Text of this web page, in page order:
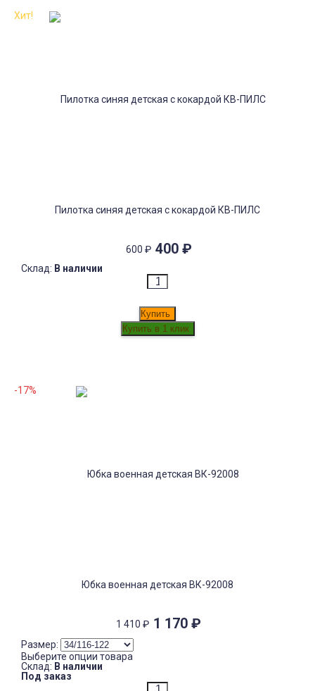
Пилотка синяя детская с кокардой КВ-ПИЛС
600 ₽ 400 ₽
Склад: В наличии
Купить
Хит!
Юбка военная детская ВК-92008
1 410 ₽ 1 170 ₽
Размер:
Выберите опции товара
Склад: В наличии
Под заказ
-17%